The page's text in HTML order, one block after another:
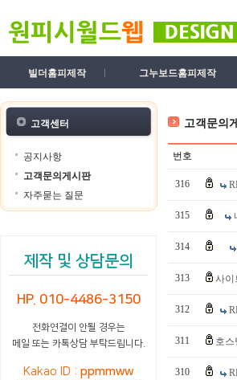
빌더홈피제작 그누보드홈피제작
고객센터
공지사항
고객문의게시판
자주묻는 질문
제작 및 상담문의
HP. 010-4486-3150
전화연결이 안될 경우는
메일 또는 카톡상담 부탁드립니다.
Kakao ID :ppmmww
고객문의
번호
316
315
314
313 사이
312
311 호
310